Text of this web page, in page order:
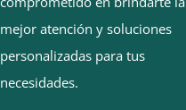
mejor atención y soluciones
personalizadas para tus
necesidades.